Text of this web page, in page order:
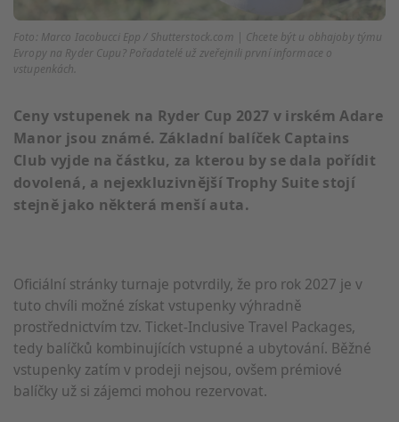
Foto: Marco Iacobucci Epp / Shutterstock.com | Chcete být u obhajoby týmu
Evropy na Ryder Cupu? Pořadatelé už zveřejnili první informace o
vstupenkách.
Ceny vstupenek na Ryder Cup 2027 v irském Adare
Manor jsou známé. Základní balíček Captains
Club vyjde na částku, za kterou by se dala pořídit
dovolená, a nejexkluzivnější Trophy Suite stojí
stejně jako některá menší auta.
Oficiální stránky turnaje potvrdily, že pro rok 2027 je v
tuto chvíli možné získat vstupenky výhradně
prostřednictvím tzv. Ticket-Inclusive Travel Packages,
tedy balíčků kombinujících vstupné a ubytování. Běžné
vstupenky zatím v prodeji nejsou, ovšem prémiové
balíčky už si zájemci mohou rezervovat.